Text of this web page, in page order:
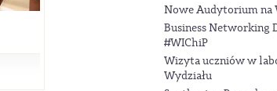
Nowe Audytorium na
Business Networking
#WIChiP
Wizyta uczniów w
Wydziału